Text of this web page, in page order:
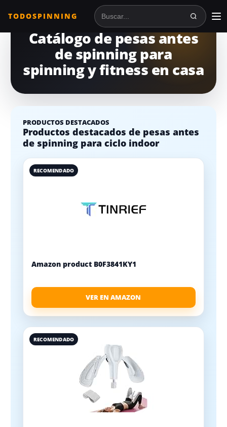
TODOSPINNING Buscar en TodoSpinning
Catálogo de pesas antes
de spinning para
spinning y fitness en casa
PRODUCTOS DESTACADOS
Productos destacados de pesas antes
de spinning para ciclo indoor
RECOMENDADO
Amazon product B0F3841KY1
VER EN AMAZON
RECOMENDADO